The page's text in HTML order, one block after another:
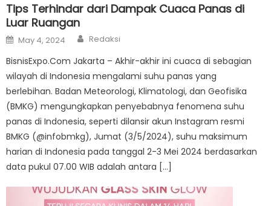
Tips Terhindar dari Dampak Cuaca Panas di
Luar Ruangan
Posted
on
May 4, 2024 Author
Redaksi
BisnisExpo.Com Jakarta – Akhir-akhir ini cuaca di sebagian
wilayah di Indonesia mengalami suhu panas yang
berlebihan. Badan Meteorologi, Klimatologi, dan Geofisika
(BMKG) mengungkapkan penyebabnya fenomena suhu
panas di Indonesia, seperti dilansir akun Instagram resmi
BMKG (@infobmkg), Jumat (3/5/2024), suhu maksimum
harian di Indonesia pada tanggal 2-3 Mei 2024 berdasarkan
data pukul 07.00 WIB adalah antara […]